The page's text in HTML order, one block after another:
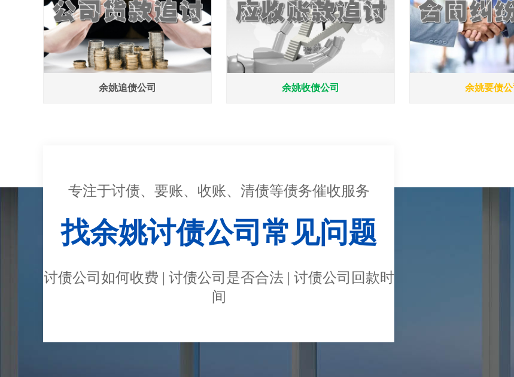
余姚追债公司 余姚收债公司 余姚要债公
专注于讨债、要账、收账、清债等债务催收服务
找余姚讨债公司常见问题
讨债公司如何收费 | 讨债公司是否合法 | 讨债公司回款时
间